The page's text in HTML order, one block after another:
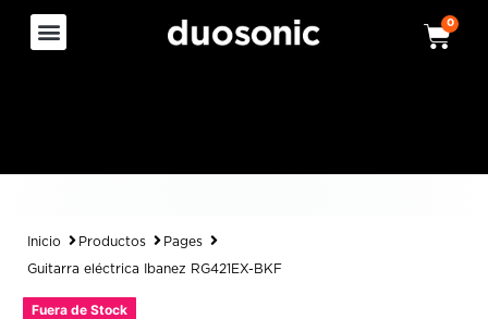
0
Inicio Productos Pages
Guitarra eléctrica Ibanez RG421EX-BKF
Fuera de Stock